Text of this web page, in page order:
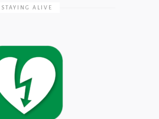
STAYING ALIVE